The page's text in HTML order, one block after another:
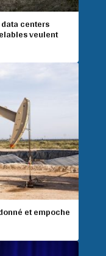
centers
veulent
et empoche